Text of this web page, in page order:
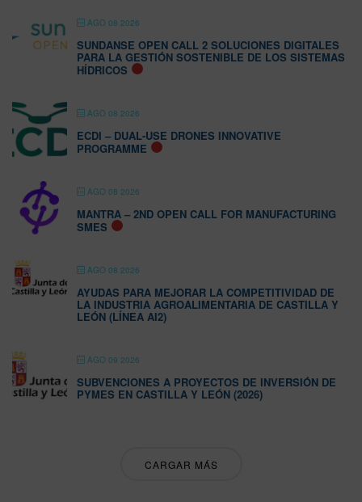
AGO 08 2026
SUNDANSE OPEN CALL 2 SOLUCIONES DIGITALES
PARA LA GESTIÓN SOSTENIBLE DE LOS SISTEMAS
HÍDRICOS
AGO 08 2026
ECDI – DUAL-USE DRONES INNOVATIVE
PROGRAMME
AGO 08 2026
MANTRA – 2ND OPEN CALL FOR MANUFACTURING
SMES
AGO 08 2026
AYUDAS PARA MEJORAR LA COMPETITIVIDAD DE
LA INDUSTRIA AGROALIMENTARIA DE CASTILLA Y
LEÓN (LÍNEA AI2)
AGO 09 2026
SUBVENCIONES A PROYECTOS DE INVERSIÓN DE
PYMES EN CASTILLA Y LEÓN (2026)
CARGAR MÁS